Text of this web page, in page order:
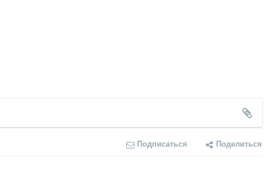
Подписаться Поделиться